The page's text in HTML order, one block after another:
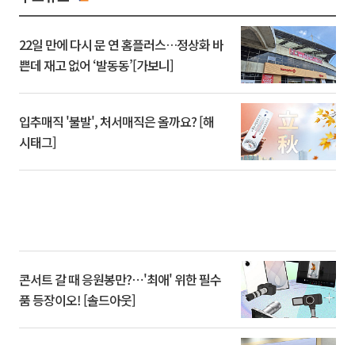
22일 만에 다시 문 연 홈플러스…정상화 바
쁜데 재고 없어 ‘발동동’[가보니]
입추매직 '불발', 처서매직은 올까요? [해
시태그]
콘서트 갈 때 응원봉만?⋯'최애' 위한 필수
품 등장이오! [솔드아웃]